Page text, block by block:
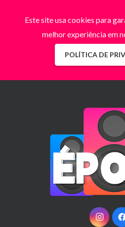
Este site usa cookies para
melhor experiência em
POLÍTICA DE